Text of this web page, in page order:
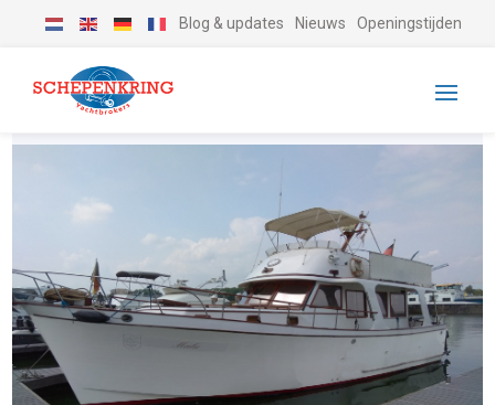
Blog & updates Nieuws Openingstijden